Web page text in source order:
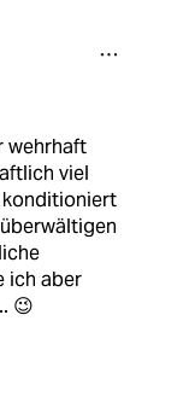
wehrhaft
viel
konditioniert
ich aber
😉